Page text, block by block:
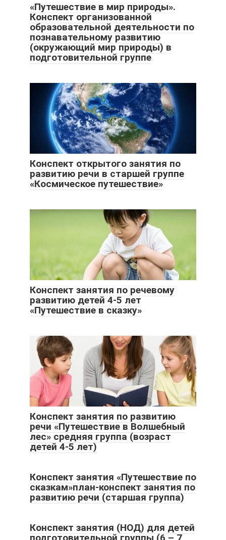
«Путешествие в мир природы».
Конспект организованной
образовательной деятельности по
познавательному развитию
(окружающий мир природы) в
подготовительной группе
Конспект открытого занятия по
развитию речи в старшей группе
«Космическое путешествие»
Конспект занятия по речевому
развитию детей 4-5 лет
«Путешествие в сказку»
Конспект занятия по развитию
речи «Путешествие в Волшебный
лес» средняя группа (возраст
детей 4-5 лет)
Конспект занятия «Путешествие по
сказкам»план-конспект занятия по
развитию речи (старшая группа)
Конспект занятия (НОД) для детей
подготовительной группы (6 – 7